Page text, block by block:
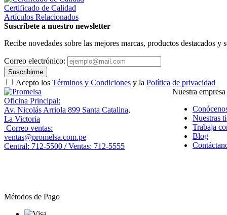
Certificado de Calidad
Artículos Relacionados
Suscríbete a nuestro newsletter
Recibe novedades sobre las mejores marcas, productos destacados y
Correo electrónico:
Suscribirme
Acepto los Términos y Condiciones y la Política de privacidad
Oficina Principal:
Av. Nicolás Arriola 899 Santa Catalina,
La Victoria
Correo ventas:
ventas@promelsa.com.pe
Central: 712-5500 / Ventas: 712-5555
Nuestra empresa
Nuestras
Trabaja
Blog
Métodos de Pago